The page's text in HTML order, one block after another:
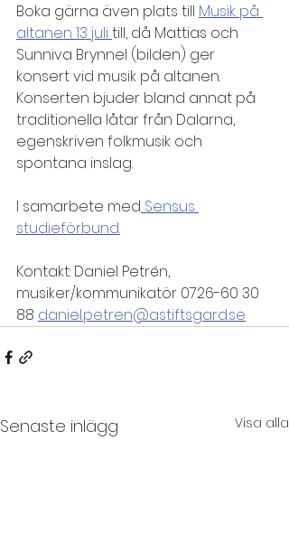
Boka gärna även plats till Musik på
altanen 13 juli till, då Mattias och
Sunniva Brynnel (bilden) ger
konsert vid musik på altanen.
Konserten bjuder bland annat på
traditionella låtar från Dalarna,
egenskriven folkmusik och
spontana inslag.
I samarbete med Sensus
studieförbund.
Kontakt: Daniel Petrén,
musiker/kommunikatör 0726-60 30
88 daniel.petren@astiftsgard.se
Senaste inlägg Visa alla